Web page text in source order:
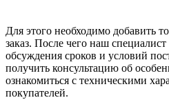
Для этого необходимо добавить
заказ. После чего наш
обсуждения сроков и условий
получить консультацию об
ознакомиться с техническими
покупателей.